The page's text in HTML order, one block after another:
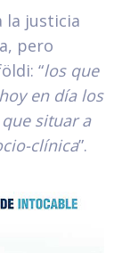
la justicia
pero
“los que
en día los
situar a
clínica”.